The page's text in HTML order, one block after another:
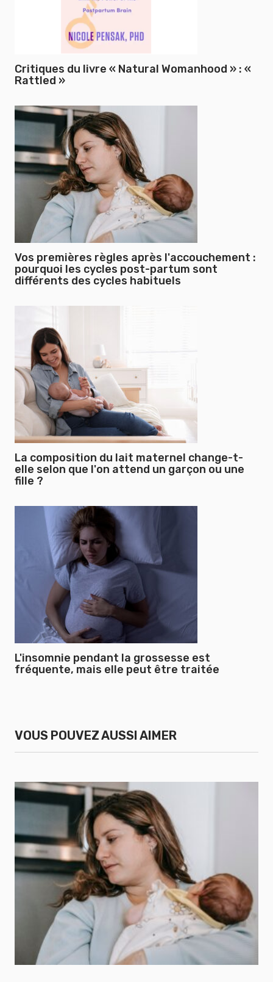
Critiques du livre « Natural Womanhood » : «
Rattled »
Vos premières règles après l'accouchement :
pourquoi les cycles post-partum sont
différents des cycles habituels
La composition du lait maternel change-t-
elle selon que l'on attend un garçon ou une
fille ?
L'insomnie pendant la grossesse est
fréquente, mais elle peut être traitée
VOUS POUVEZ AUSSI AIMER